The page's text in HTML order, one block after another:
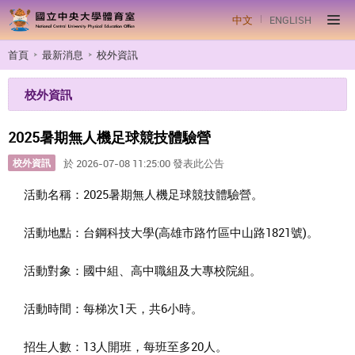
中文 ENGLISH
首頁 最新消息 校外資訊
校外資訊
2025暑期無人機足球競技體驗營
校外資訊 於 2026-07-08 11:25:00 發表此公告
活動名稱：2025暑期無人機足球競技體驗營。
活動地點：台鋼科技大學(高雄市路竹區中山路1821號)。
活動對象：國中組、高中職組及大專校院組。
活動時間：每梯次1天，共6小時。
招生人數：13人開班，每班至多20人。